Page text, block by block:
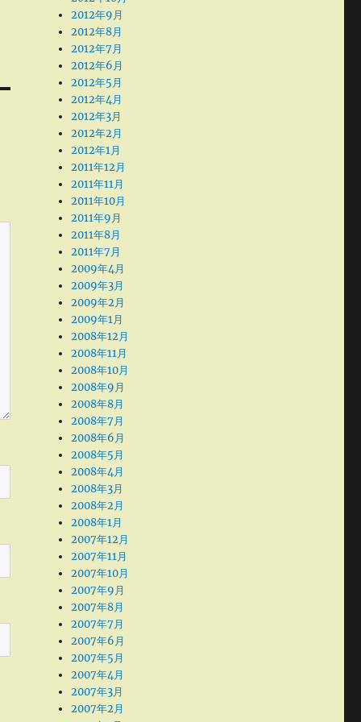
2012年9月
2012年8月
2012年7月
2012年6月
2012年5月
2012年4月
2012年3月
2012年2月
2012年1月
2011年12月
2011年11月
2011年10月
2011年9月
2011年8月
2011年7月
2009年4月
2009年3月
2009年2月
2009年1月
2008年12月
2008年11月
2008年10月
2008年9月
2008年8月
2008年7月
2008年6月
2008年5月
2008年4月
2008年3月
2008年2月
2008年1月
2007年12月
2007年11月
2007年10月
2007年9月
2007年8月
2007年7月
2007年6月
2007年5月
2007年4月
2007年3月
2007年2月